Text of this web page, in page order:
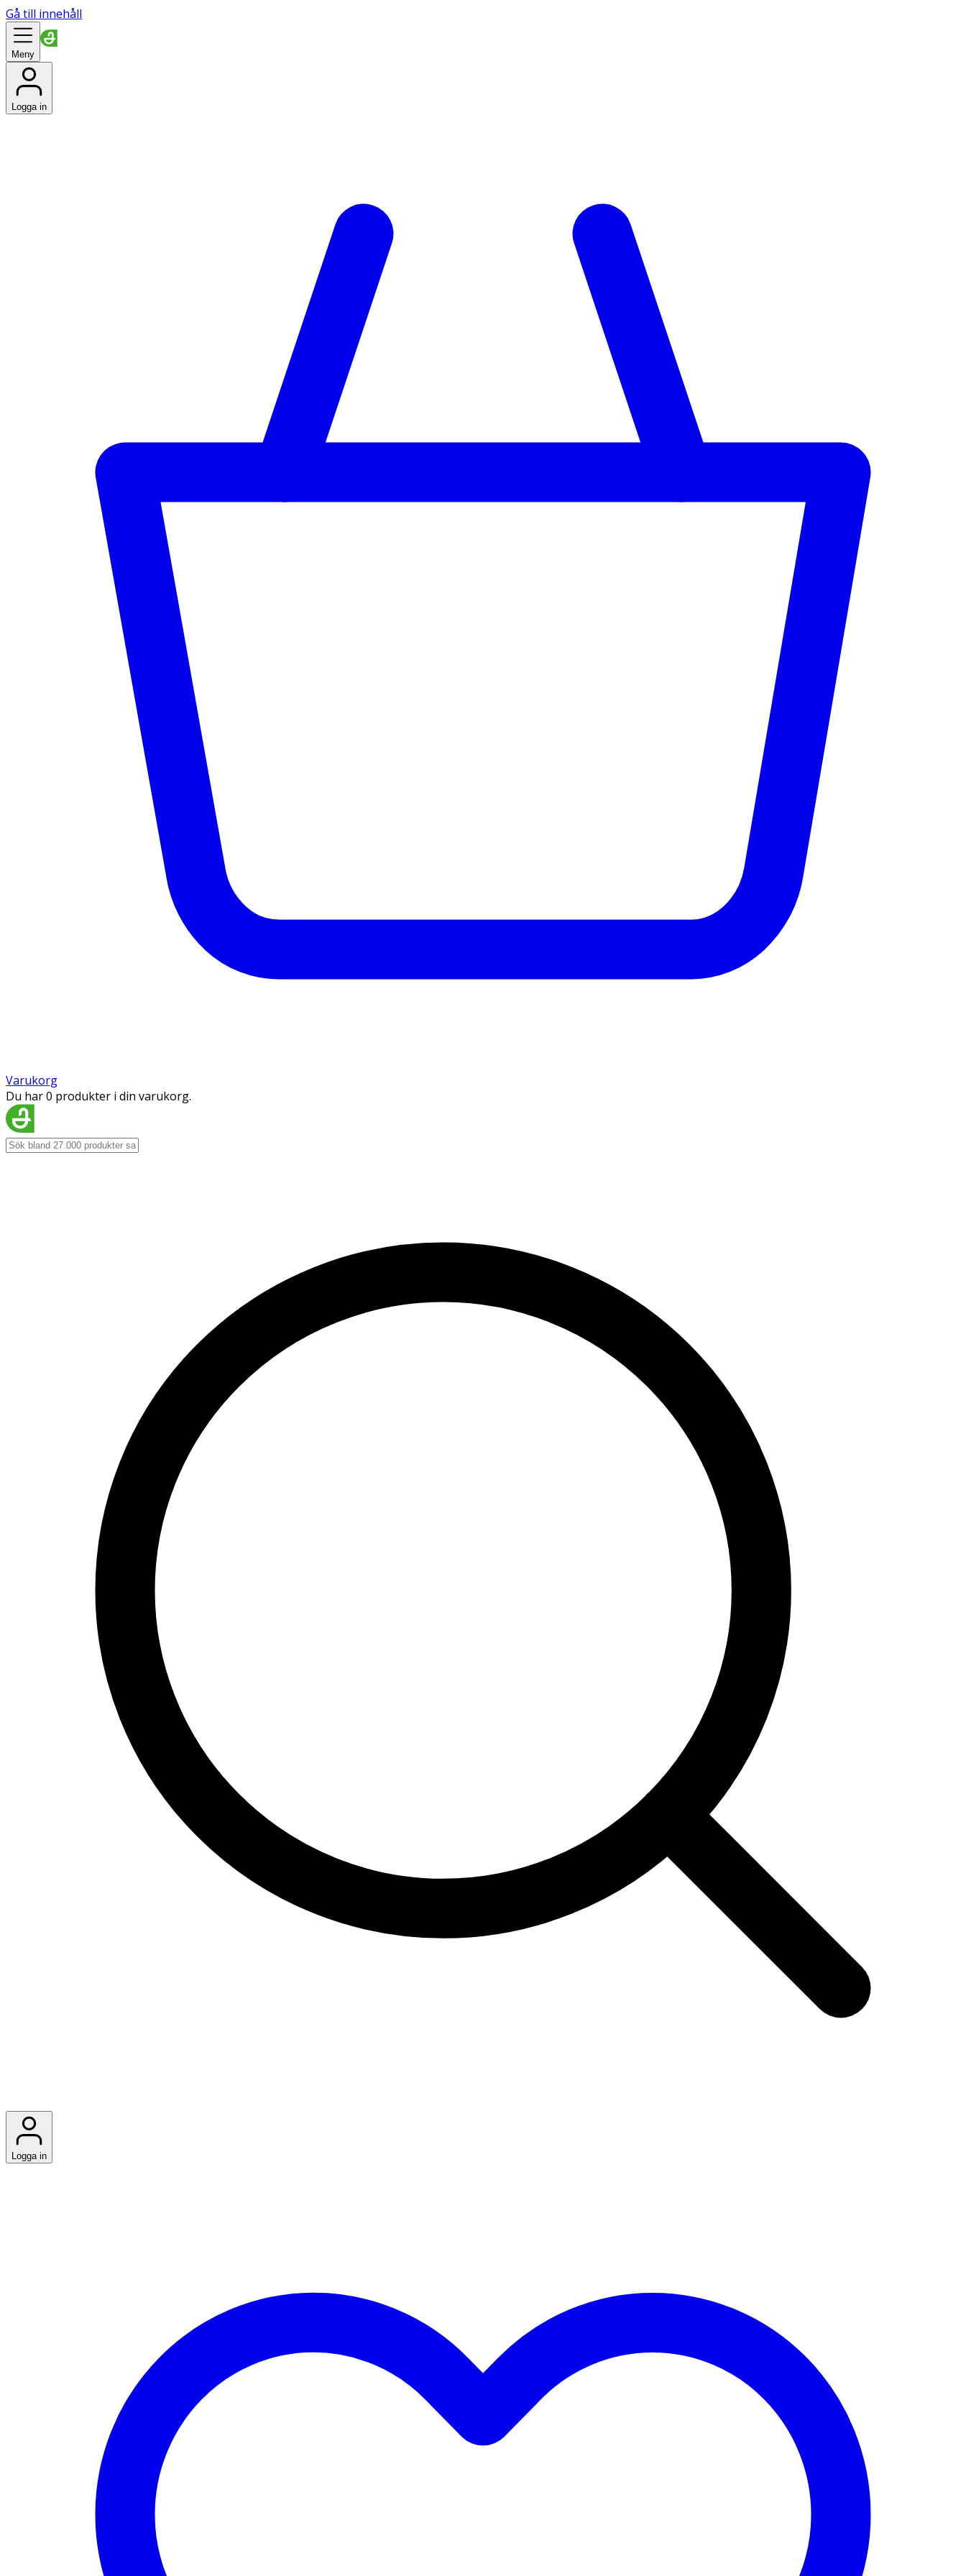
Gå till innehåll
Meny
Logga in
Varukorg
Du har 0 produkter i din varukorg.
Logga in